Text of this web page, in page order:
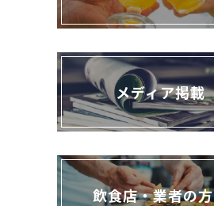
メディア掲載
飲食店・業者の